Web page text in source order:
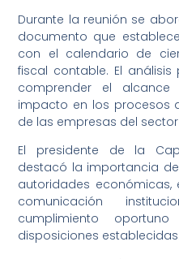
Durante la reunión se
documento que
con el calendario de
fiscal contable. El
comprender el
impacto en los procesos
de las empresas del
El presidente de la
destacó la importancia
autoridades
comunicación
cumplimiento
disposiciones establecidas.